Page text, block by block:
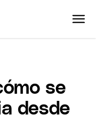
se
desde